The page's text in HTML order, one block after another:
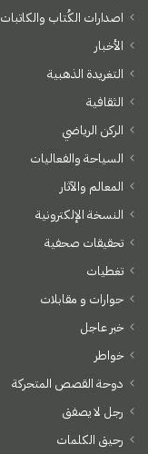
اصدارات الكُتاب والكاتبات
الأخبار
التغريدة الذهبية
الثقافية
الركن الرياضي
السياحة والفعاليات
المعالم والآثار
النسخة الإلكترونية
تحقيقات صحفية
تغطيات
حوارات و مقابلات
خبر عاجل
خواطر
دوحة القصص المتحركة
رجل لا يصفق
رحيق الكلمات